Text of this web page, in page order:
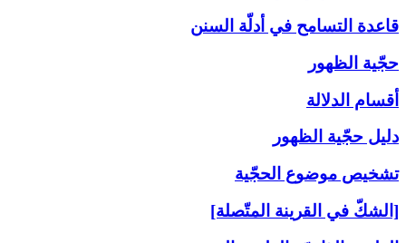
قاعدة التسامح في أدلّة السنن
حجّية الظهور
أقسام الدلالة
دليل حجّية الظهور
تشخيص موضوع الحجّية
[الشكّ في القرينة المتّصلة]